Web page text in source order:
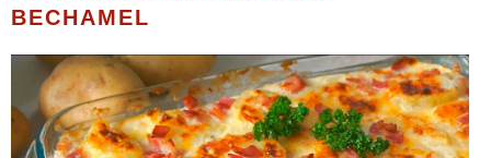
BECHAMEL